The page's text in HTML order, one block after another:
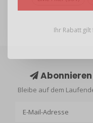
Bleibe auf dem
Ihr Rabatt